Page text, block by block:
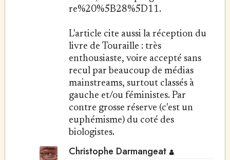
re%20%5B28%5D11.
L'article cite aussi la réception du
livre de Touraille : très
enthousiaste, voire accepté sans
recul par beaucoup de médias
mainstreams, surtout classés à
gauche et/ou féministes. Par
contre grosse réserve (c'est un
euphémisme) du coté des
biologistes.
Christophe Darmangeat